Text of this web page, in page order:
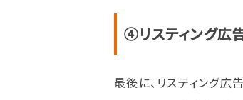
④リスティング広
最後に、リスティング